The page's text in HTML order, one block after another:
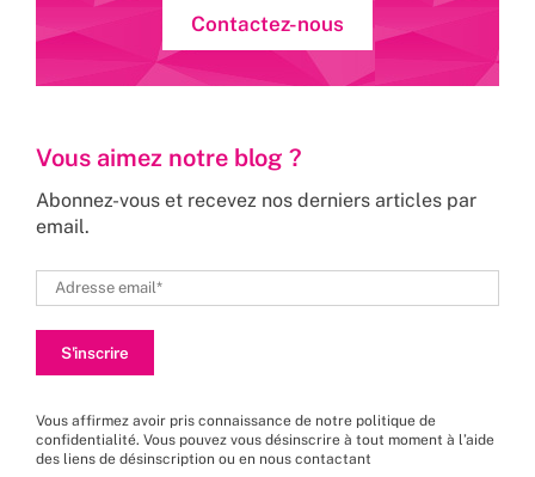
Contactez-nous
Vous aimez notre blog ?
Abonnez-vous et recevez nos derniers articles par
email.
Vous affirmez avoir pris connaissance de notre politique de
confidentialité. Vous pouvez vous désinscrire à tout moment à l’aide
des liens de désinscription ou en nous contactant